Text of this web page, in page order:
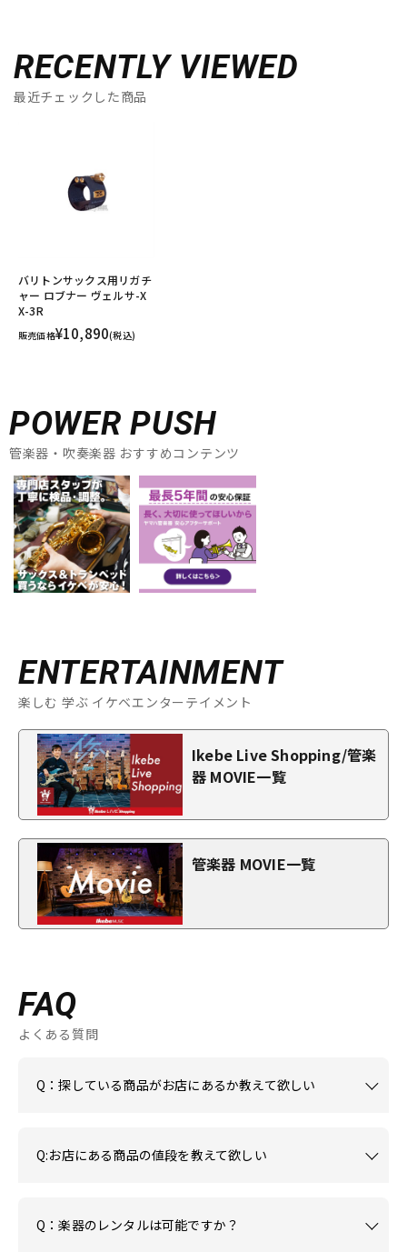
RECENTLY VIEWED
最近チェックした商品
バリトンサックス用リガチ
ャー ロブナー ヴェルサ-X
X-3R
販売価格¥10,890(税込)
POWER PUSH
管楽器・吹奏楽器 おすすめコンテンツ
ENTERTAINMENT
楽しむ 学ぶ イケベエンターテイメント
Ikebe Live Shopping/管楽
器 MOVIE一覧
管楽器 MOVIE一覧
FAQ
よくある質問
Q：探している商品がお店にあるか教えて欲しい
Q:お店にある商品の値段を教えて欲しい
Q：楽器のレンタルは可能ですか？